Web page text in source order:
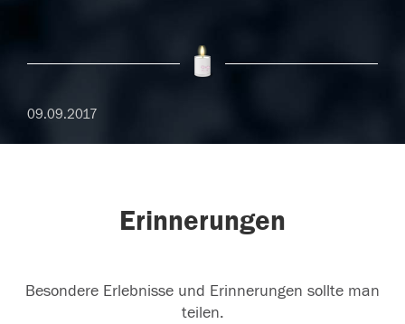
09.09.2017
Erinnerungen
Besondere Erlebnisse und Erinnerungen sollte man
teilen.